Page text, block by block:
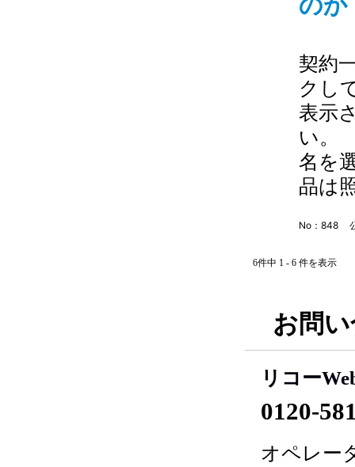
契約
ク
表示
い
名
品
No：848
6件中 1 - 6 件を表示
お問
リコー
0120-
オペレー